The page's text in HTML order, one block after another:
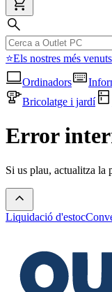
⭐Els nostres més
Ordinadors
Bricolatge i jardí
Error
Si us plau, actualitza la
Liquidació d'estoc